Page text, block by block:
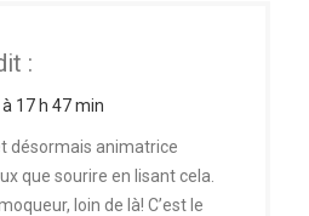
:
17 h 47 min
désormais animatrice
que sourire en lisant cela.
loin de là! C’est le